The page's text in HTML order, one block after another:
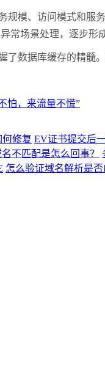
、访问模式和服
常场景处理，逐步形
据库缓存的精髓
怕，来流量不慌”
何修复 EV证书提交后
不匹配是怎么回事？
怎么验证域名解析是否